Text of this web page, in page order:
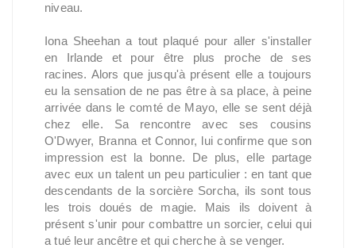
niveau.
Iona Sheehan a tout plaqué pour aller s'installer
en Irlande et pour être plus proche de ses
racines. Alors que jusqu'à présent elle a toujours
eu la sensation de ne pas être à sa place, à peine
arrivée dans le comté de Mayo, elle se sent déjà
chez elle. Sa rencontre avec ses cousins
O'Dwyer, Branna et Connor, lui confirme que son
impression est la bonne. De plus, elle partage
avec eux un talent un peu particulier : en tant que
descendants de la sorcière Sorcha, ils sont tous
les trois doués de magie. Mais ils doivent à
présent s'unir pour combattre un sorcier, celui qui
a tué leur ancêtre et qui cherche à se venger.